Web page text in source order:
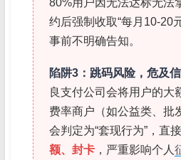
80%用户因无法达标无法
约后强制收取“每月10-20
事前不明确告知。
陷阱3：跳码风险，危及
良支付公司会将用户的大
费率商户（如公益类、批
会判定为“套现行为”，直
额、封卡 ，严重影响个人